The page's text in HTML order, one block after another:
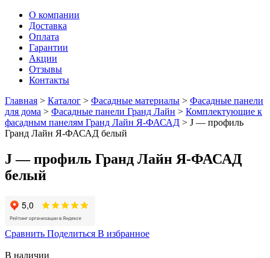
О компании
Доставка
Оплата
Гарантии
Акции
Отзывы
Контакты
Главная > Каталог > Фасадные материалы > Фасадные панели
для дома > Фасадные панели Гранд Лайн > Комплектующие к
фасадным панелям Гранд Лайн Я-ФАСАД > J — профиль
Гранд Лайн Я-ФАСАД белый
J — профиль Гранд Лайн Я-ФАСАД
белый
Сравнить Поделиться В избранное
В наличии